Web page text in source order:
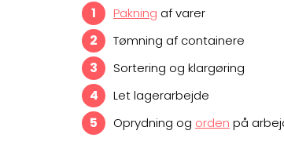
Pakning af varer
Tømning af containere
Sortering og klargøring
Let lagerarbejde
Oprydning og orden på